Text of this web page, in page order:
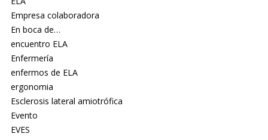
Empresa colaboradora
En boca de…
encuentro ELA
Enfermería
enfermos de ELA
ergonomia
Esclerosis lateral amiotrófica
Evento
EVES